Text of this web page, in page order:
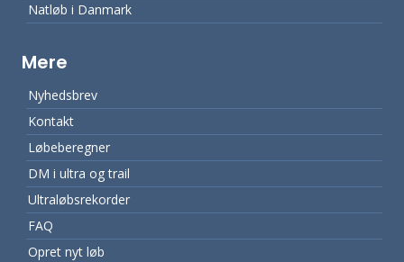
Natløb i Danmark
Mere
Nyhedsbrev
Kontakt
Løbeberegner
DM i ultra og trail
Ultraløbsrekorder
FAQ
Opret nyt løb